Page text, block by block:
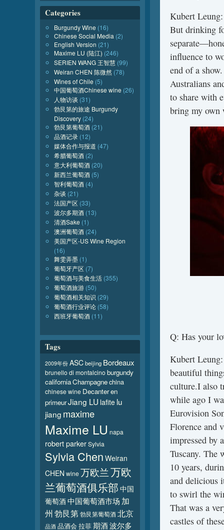
Kubert
But drinking
influence to
end of a
Australians
to share with
bring my own
Q: Has your
Kubert
beautiful
culture.I also
while ago I
Eurovision
Florence and
impressed by
Tuscany. The
10 years,
and delicious
to swirl the
That was a
castles of
Categories
Burgundy Wine (16)
Chinese Social Media (2)
English Version (21)
Maxime LU (陆江) (246)
SERIEN WANG 王智慧 (99)
Weiran CHEN 陈微然 (78)
Wines of Chile (5)
中国葡萄酒Chinese wine (26)
人物访谈 (31)
勃艮第的旅途 Burgundy
Discovery (24)
勃艮第葡萄酒 (21)
品酒记录 (12)
媒体合作与报道 (47)
希腊葡萄酒 (2)
意大利葡萄酒 (20)
新西兰葡萄酒 (5)
智利葡萄酒 (4)
杂谈 (21)
法国产区 (33)
波尔多期酒 (13)
清酒Sake (1)
澳洲葡萄酒 (24)
美国产区-US Wine Region
(16)
舞雯弄墨 (1)
葡萄牙产区 (7)
葡萄酒与美食生活 (355)
葡萄酒旅游 (50)
葡萄酒相关知识 (29)
葡萄酒行业评论 (58)
西班牙葡萄酒 (11)
Tags
2009年份 ASCbeijing Bordeaux
brunello di montalcinoburgundy
californiaChampagnechina
chinese wine Decanteren
primeurJiang LU lafite lu
jiang maxime
Maxime LU napa
robert parkerSylvia
Sylvia Chen Weiran
CHEN wine万欧兰万欧
兰葡萄酒俱乐部中国
葡萄酒中国葡萄酒市场 加
州 勃艮第勃艮第葡萄酒北京
品酒品酒会 拉菲期酒波尔多